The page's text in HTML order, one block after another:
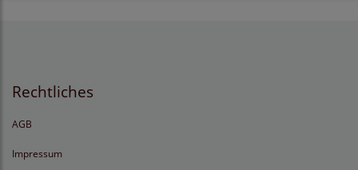
Rechtliches
AGB
Impressum